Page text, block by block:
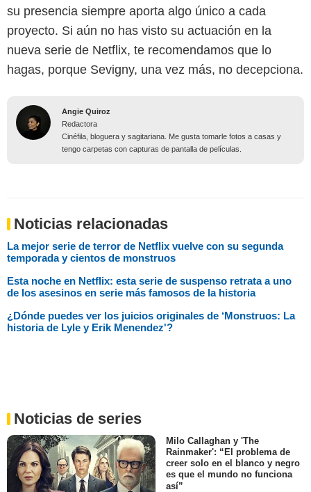
su presencia siempre aporta algo único a cada
proyecto. Si aún no has visto su actuación en la
nueva serie de Netflix, te recomendamos que lo
hagas, porque Sevigny, una vez más, no decepciona.
Angie Quiroz
Redactora
Cinéfila, bloguera y sagitariana. Me gusta tomarle fotos a casas y
tengo carpetas con capturas de pantalla de películas.
Noticias relacionadas
La mejor serie de terror de Netflix vuelve con su segunda
temporada y cientos de monstruos
Esta noche en Netflix: esta serie de suspenso retrata a uno
de los asesinos en serie más famosos de la historia
¿Dónde puedes ver los juicios originales de ‘Monstruos: La
historia de Lyle y Erik Menendez'?
Noticias de series
Milo Callaghan y 'The
Rainmaker': “El problema de
creer solo en el blanco y negro
es que el mundo no funciona
así”